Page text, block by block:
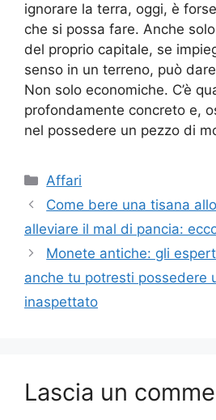
ignorare la terra, oggi, è
che si possa fare. Anche
del proprio capitale, se
senso in un terreno, può
Non solo economiche. C’è
profondamente concreto e,
nel possedere un pezzo di
Categorie
Affari
Come bere una tisana
alleviare il mal di pancia:
Monete antiche: gli
anche tu potresti possedere
inaspettato
Lascia un